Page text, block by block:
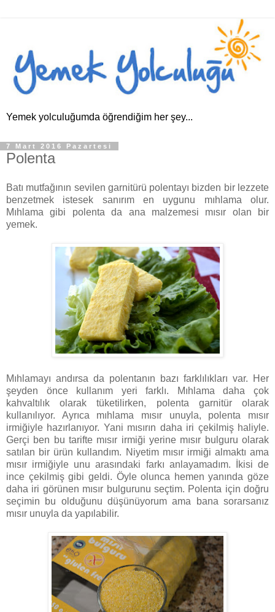
Yemek yolculuğumda öğrendiğim her şey...
7 Mart 2016 Pazartesi
Polenta
Batı mutfağının sevilen garnitürü polentayı bizden bir lezzete
benzetmek istesek sanırım en uygunu mıhlama olur.
Mıhlama gibi polenta da ana malzemesi mısır olan bir
yemek.
Mıhlamayı andırsa da polentanın bazı farklılıkları var. Her
şeyden önce kullanım yeri farklı. Mıhlama daha çok
kahvaltılık olarak tüketilirken, polenta garnitür olarak
kullanılıyor. Ayrıca mıhlama mısır unuyla, polenta mısır
irmiğiyle hazırlanıyor. Yani mısırın daha iri çekilmiş haliyle.
Gerçi ben bu tarifte mısır irmiği yerine mısır bulguru olarak
satılan bir ürün kullandım. Niyetim mısır irmiği almaktı ama
mısır irmiğiyle unu arasındaki farkı anlayamadım. İkisi de
ince çekilmiş gibi geldi. Öyle olunca hemen yanında göze
daha iri görünen mısır bulgurunu seçtim. Polenta için doğru
seçimin bu olduğunu düşünüyorum ama bana sorarsanız
mısır unuyla da yapılabilir.